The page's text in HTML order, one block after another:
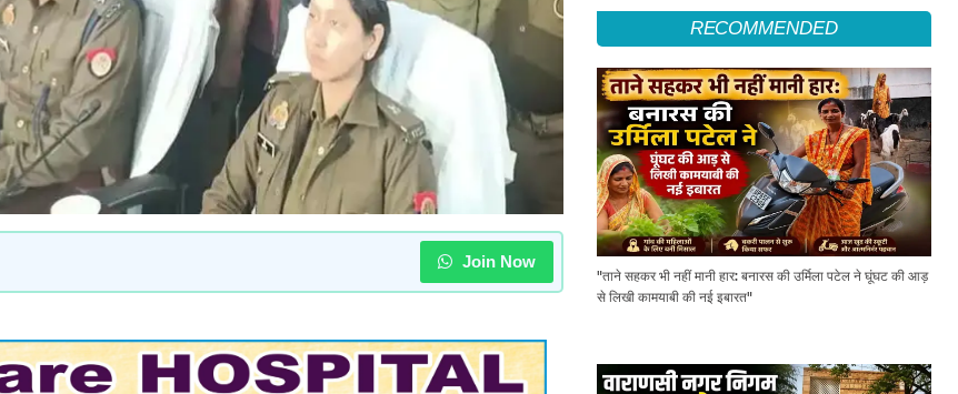
Join Now
RECOMMENDED
"ताने सहकर भी नहीं मानी हार: बनारस की उर्मिला पटेल ने घूंघट की आड़
से लिखी कामयाबी की नई इबारत"